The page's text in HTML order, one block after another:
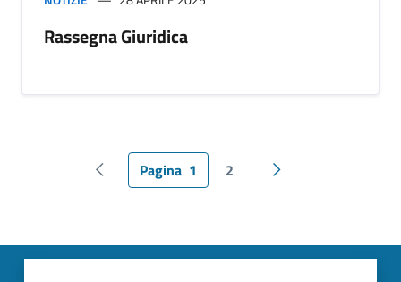
Rassegna Giuridica
Pagina precedente
Pagina 1 2 Pagina successiva